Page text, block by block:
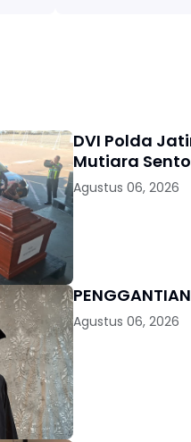
DVI Polda
Mutiara
Agustus 06, 2026
Agustus 06, 2026